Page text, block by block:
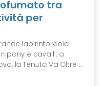
tra
per
labirinto viola
pony e cavalli: a
la Tenuta Va Oltre ...